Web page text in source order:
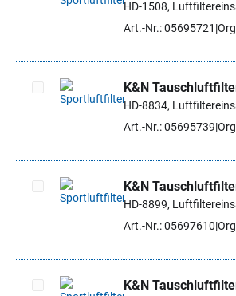
Artikel auswählen
HD-1508,
Art.-Nr.: 05695721
Artikel auswählen
K&N
HD-8834,
Art.-Nr.: 05695739
Artikel auswählen
K&N
HD-8899,
Art.-Nr.: 05697610
K&N